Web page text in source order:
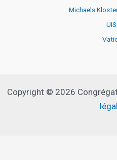
Michaels
Copyright © 2026